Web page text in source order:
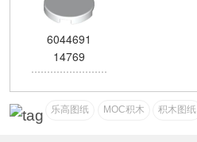
6044691
14769
乐高图纸 MOC积木 积木图纸